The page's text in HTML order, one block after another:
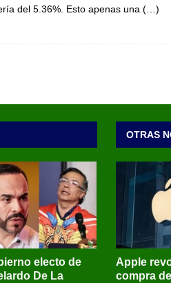
del 5.36%. Esto apenas una (…)
electo de
De La
OTRAS
Apple
compra de